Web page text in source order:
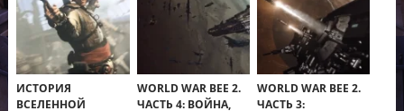
ИСТОРИЯ
ВСЕЛЕННОЙ
WORLD WAR BEE 2.
ЧАСТЬ 4: ВОЙНА,
WORLD WAR BEE 2.
ЧАСТЬ 3: